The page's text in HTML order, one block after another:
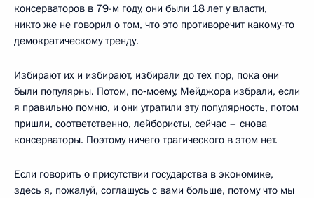
консерваторов в 79-м году, они были 18 лет у власти,
никто же не говорил о том, что это противоречит какому‑то
демократическому тренду.
Избирают их и избирают, избирали до тех пор, пока они
были популярны. Потом, по‑моему, Мейджора избрали, если
я правильно помню, и они утратили эту популярность, потом
пришли, соответственно, лейбористы, сейчас – снова
консерваторы. Поэтому ничего трагического в этом нет.
Если говорить о присутствии государства в экономике,
здесь я, пожалуй, соглашусь с вами больше, потому что мы